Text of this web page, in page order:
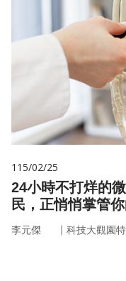
115/02/25
24小時不打烊的
民，正悄悄掌管
李元傑 ｜ 科技大觀園